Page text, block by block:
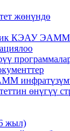
жөнүндө
КЭАУ ЭАММ
өнүгүү
жыл)